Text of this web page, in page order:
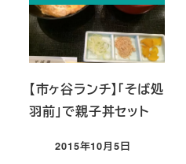
【市ヶ谷ランチ】「そば処
羽前」で親子丼セット
投稿日
2015年10月5日